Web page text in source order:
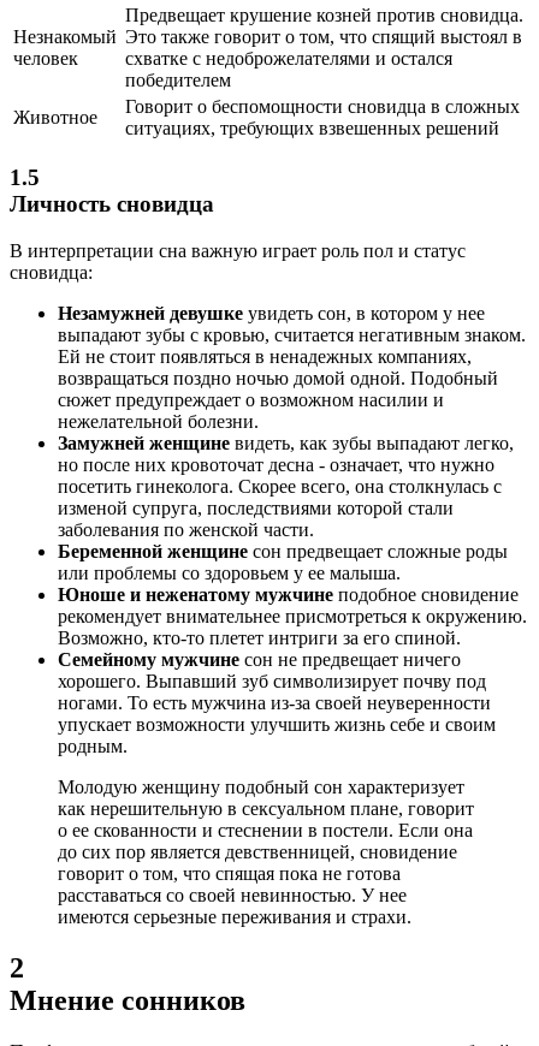
Незнакомый
человек
Предвещает крушение козней против сновидца.
Это также говорит о том, что спящий выстоял в
схватке с недоброжелателями и остался
победителем
Животное
Говорит о беспомощности сновидца в сложных
ситуациях, требующих взвешенных решений
1.5
Личность сновидца
В интерпретации сна важную играет роль пол и статус
сновидца:
Незамужней девушке увидеть сон, в котором у нее
выпадают зубы с кровью, считается негативным знаком.
Ей не стоит появляться в ненадежных компаниях,
возвращаться поздно ночью домой одной. Подобный
сюжет предупреждает о возможном насилии и
нежелательной болезни.
Замужней женщине видеть, как зубы выпадают легко,
но после них кровоточат десна - означает, что нужно
посетить гинеколога. Скорее всего, она столкнулась с
изменой супруга, последствиями которой стали
заболевания по женской части.
Беременной женщине сон предвещает сложные роды
или проблемы со здоровьем у ее малыша.
Юноше и неженатому мужчине подобное сновидение
рекомендует внимательнее присмотреться к окружению.
Возможно, кто-то плетет интриги за его спиной.
Семейному мужчине сон не предвещает ничего
хорошего. Выпавший зуб символизирует почву под
ногами. То есть мужчина из-за своей неуверенности
упускает возможности улучшить жизнь себе и своим
родным.
Молодую женщину подобный сон характеризует
как нерешительную в сексуальном плане, говорит
о ее скованности и стеснении в постели. Если она
до сих пор является девственницей, сновидение
говорит о том, что спящая пока не готова
расставаться со своей невинностью. У нее
имеются серьезные переживания и страхи.
2
Мнение сонников